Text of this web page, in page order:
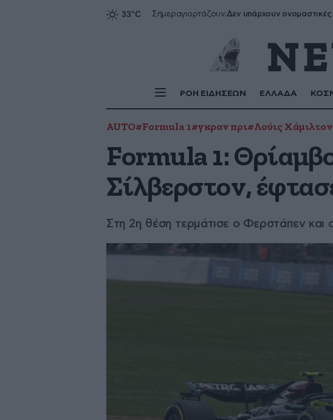
Σήμεραγιορτάζουν:Δεν υπάρχουν ονομαστικές
ΡΟΗ ΕΙΔΗΣΕΩΝ ΕΛΛΑΔΑ
AUTO#Formula 1#γκραν πρι#Λούις Χάμιλτον
Formula 1:
Σίλβερστον,
Στη 2η θέση τερμάτισε ο Φερστάπεν και